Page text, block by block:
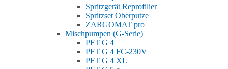
Spritzgerät Reprofilier
Spritzset Oberputze
ZARGOMAT pro
Mischpumpen (G-Serie)
PFT G 4
PFT G 4 FC-230V
PFT G 4 XL